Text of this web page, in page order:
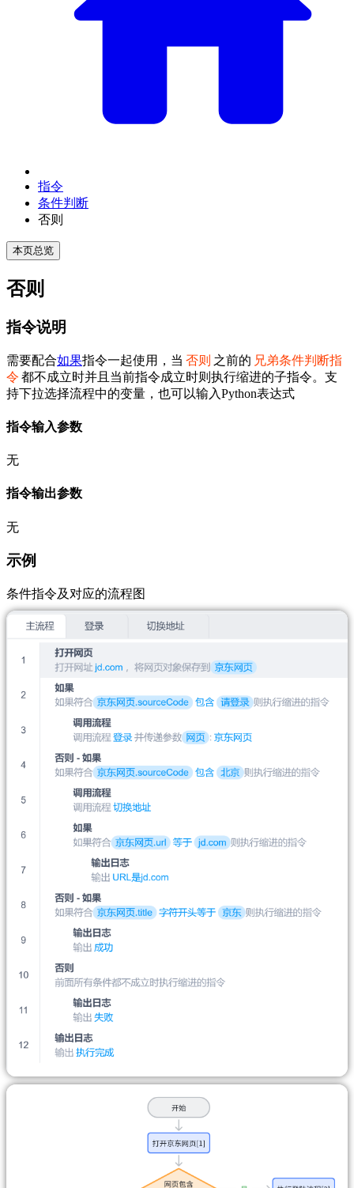
指令
条件判断
否则
本页总览
否则
指令说明
需要配合如果指令一起使用，当 否则 之前的 兄弟条件判断指
令 都不成立时并且当前指令成立时则执行缩进的子指令。支
持下拉选择流程中的变量，也可以输入Python表达式
指令输入参数
无
指令输出参数
无
示例
条件指令及对应的流程图